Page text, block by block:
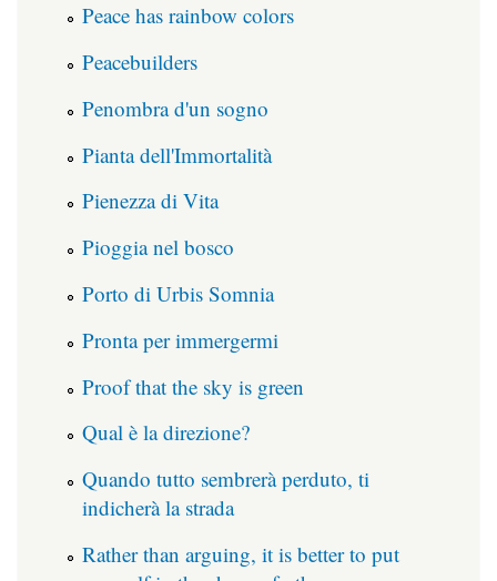
Peace has rainbow colors
Peacebuilders
Penombra d'un sogno
Pianta dell'Immortalità
Pienezza di Vita
Pioggia nel bosco
Porto di Urbis Somnia
Pronta per immergermi
Proof that the sky is green
Qual è la direzione?
Quando tutto sembrerà perduto, ti
indicherà la strada
Rather than arguing, it is better to put